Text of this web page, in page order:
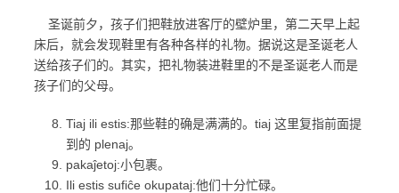
圣诞前夕，孩子们把鞋放进客厅的壁炉里，第二天早上起
床后，就会发现鞋里有各种各样的礼物。据说这是圣诞老人
送给孩子们的。其实，把礼物装进鞋里的不是圣诞老人而是
孩子们的父母。
Tiaj ili estis:那些鞋的确是满满的。tiaj 这里复指前面提
到的 plenaj。
pakaĵetoj:小包裹。
Ili estis sufiĉe okupataj:他们十分忙碌。